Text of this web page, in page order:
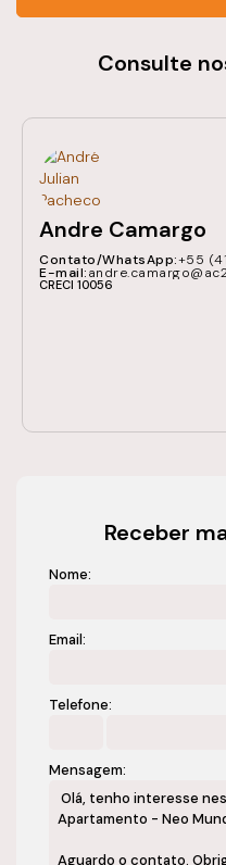
Consulte
Andre Camargo
CRECI 10056
+55
Receber
Nome:
Email:
Telefone:
Mensagem: